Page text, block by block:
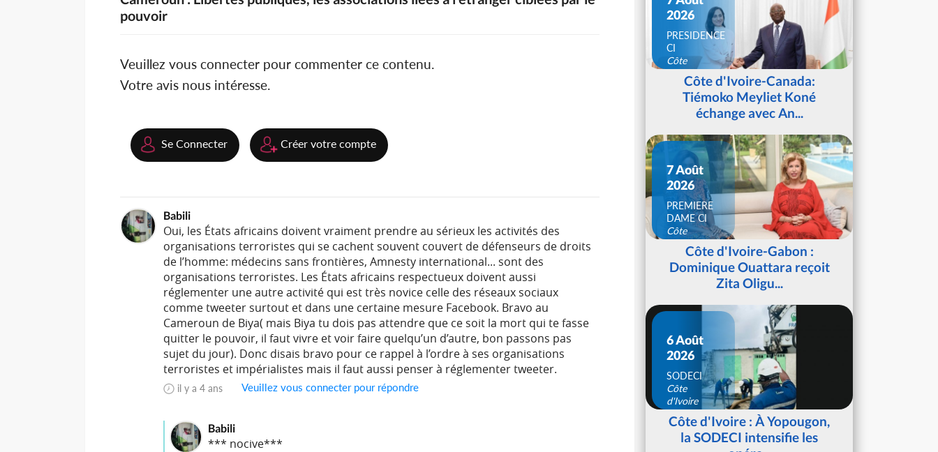
pouvoir
Veuillez vous connecter pour commenter ce contenu.
Votre avis nous intéresse.
Se Connecter Créer votre compte
Babili
Oui, les États africains doivent vraiment prendre au sérieux les activités des
organisations terroristes qui se cachent souvent couvert de défenseurs de droits
de l’homme: médecins sans frontières, Amnesty international... sont des
organisations terroristes. Les États africains respectueux doivent aussi
réglementer une autre activité qui est très novice celle des réseaux sociaux
comme tweeter surtout et dans une certaine mesure Facebook. Bravo au
Cameroun de Biya( mais Biya tu dois pas attendre que ce soit la mort qui te fasse
quitter le pouvoir, il faut vivre et voir faire quelqu’un d’autre, bon passons pas
sujet du jour). Donc disais bravo pour ce rappel à l’ordre à ses organisations
terroristes et impérialistes mais il faut aussi penser à réglementer tweeter.
il y a 4 ans Veuillez vous connecter pour répondre
Babili
*** nocive***
2026
PRESIDENCE
CI
Côte
d'IvoireCôte d'Ivoire-Canada:
Tiémoko Meyliet Koné
échange avec An...
7 Août
2026
PREMIERE
DAME CI
Côte
d'IvoireCôte d'Ivoire-Gabon :
Dominique Ouattara reçoit
Zita Oligu...
6 Août
2026
SODECI
Côte
d'Ivoire
Côte d'Ivoire : À Yopougon,
la SODECI intensifie les